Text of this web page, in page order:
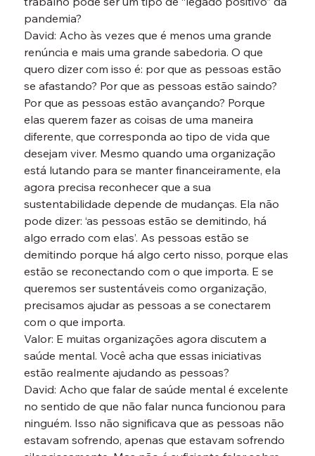
pandemia?
David: Acho às vezes que é menos uma grande
renúncia e mais uma grande sabedoria. O que
quero dizer com isso é: por que as pessoas estão
se afastando? Por que as pessoas estão saindo?
Por que as pessoas estão avançando? Porque
elas querem fazer as coisas de uma maneira
diferente, que corresponda ao tipo de vida que
desejam viver. Mesmo quando uma organização
está lutando para se manter financeiramente, ela
agora precisa reconhecer que a sua
sustentabilidade depende de mudanças. Ela não
pode dizer: ‘as pessoas estão se demitindo, há
algo errado com elas’. As pessoas estão se
demitindo porque há algo certo nisso, porque elas
estão se reconectando com o que importa. E se
queremos ser sustentáveis como organização,
precisamos ajudar as pessoas a se conectarem
com o que importa.
Valor: E muitas organizações agora discutem a
saúde mental. Você acha que essas iniciativas
estão realmente ajudando as pessoas?
David: Acho que falar de saúde mental é excelente
no sentido de que não falar nunca funcionou para
ninguém. Isso não significava que as pessoas não
estavam sofrendo, apenas que estavam sofrendo